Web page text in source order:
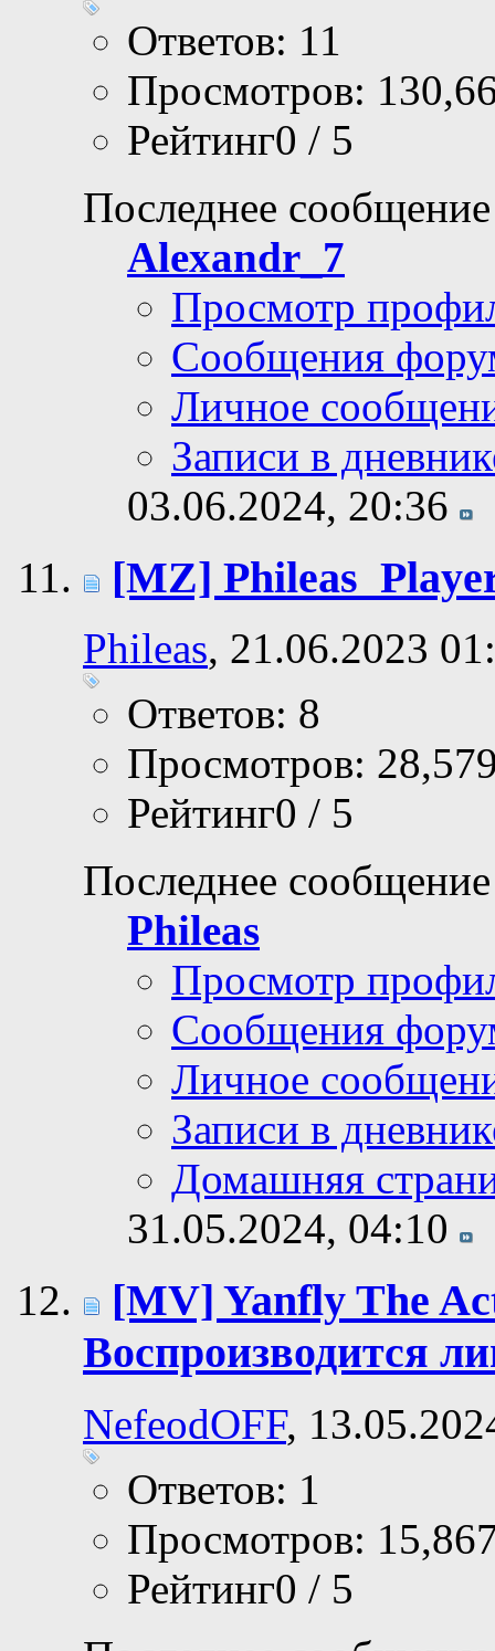
Ответов: 11
Просмотров:
Рейтинг0 / 5
Последнее
Alexandr_7
Просмотр
Сообщения
Личное
Записи в
03.06.2024, 20:36
[MZ]
Phileas, 21.06.2023
Ответов: 8
Просмотров:
Рейтинг0 / 5
Последнее
Phileas
Просмотр
Сообщения
Личное
Записи в
Домашняя
31.05.2024, 04:10
[MV] Yanfly The
Воспроизводится
NefeodOFF,
Ответов: 1
Просмотров:
Рейтинг0 / 5